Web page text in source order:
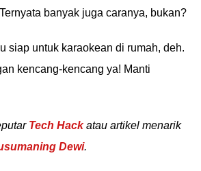
banyak juga caranya, bukan?
siap untuk karaokean di rumah, deh.
kencang-kencang ya! Manti
Tech Hackatau artikel menarik
Dewi.